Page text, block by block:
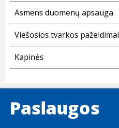
Asmens duomenų apsauga
Viešosios tvarkos pažeidimai
Kapinės
Paslaugos